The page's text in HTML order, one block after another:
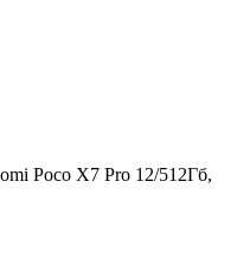
Poco X7 Pro 12/512Гб,